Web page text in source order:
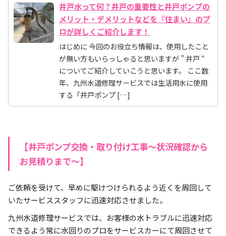
井戸水って何？井戸の重要性と井戸ポンプの
メリット・デメリットなどを『住まい』のプ
ロが詳しくご紹介します！
はじめに 今回のお役立ち情報は、使用したこと
が無い方もいらっしゃると思いますが ” 井戸 “
についてご紹介していこうと思います。 ここ数
年、九州水道修理サービスでは生活用水に使用
する「井戸ポンプ […]
【井戸ポンプ交換・取り付け工事～状況確認から
お見積りまで～】
ご依頼を受けて、早めに駆けつけられるよう近くを周回して
いたサービススタッフに迅速対応させました。
九州水道修理サービスでは、お客様の水トラブルに迅速対応
できるよう常に水回りのプロをサービスカーにて周回させて